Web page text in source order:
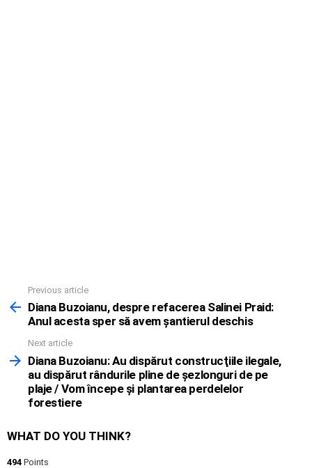
more
Previous article
Diana Buzoianu, despre refacerea Salinei Praid:
Anul acesta sper să avem şantierul deschis
Next article
Diana Buzoianu: Au dispărut construcţiile ilegale,
au dispărut rândurile pline de şezlonguri de pe
plaje / Vom începe şi plantarea perdelelor
forestiere
WHAT DO YOU THINK?
494 Points